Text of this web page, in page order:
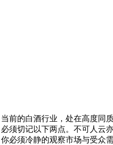
的白酒行业，处在高度同
切记以下两点。不可人云
须冷静的观察市场与受